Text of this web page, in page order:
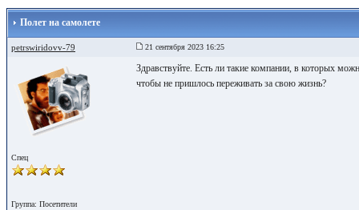
Полет на самолете
petrswiridovv-79 21 сентября 2023 16:25
Спец
Группа: Посетители
Здравствуйте. Есть ли такие компании, в которых
чтобы не пришлось переживать за свою жизнь?